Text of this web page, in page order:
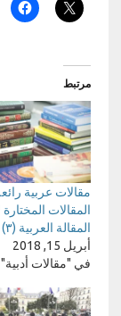
مرتبط
مقالات عربية
المقالات
المقالة العربية (٣)
أبريل 15, 2018
في "مقالات أدبية"